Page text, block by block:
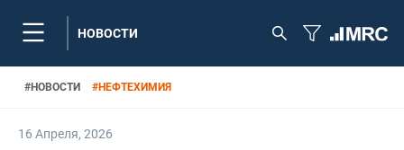
НОВОСТИ
#НОВОСТИ #НЕФТЕХИМИЯ
16 Апреля, 2026